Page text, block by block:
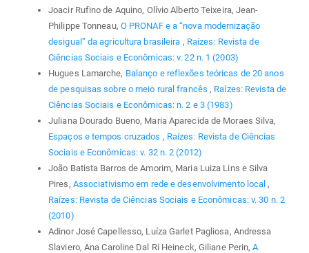
Joacir Rufino de Aquino, Olívio Alberto Teixeira, Jean-
Philippe Tonneau, O PRONAF e a “nova modernização
desigual” da agricultura brasileira , Raízes: Revista de
Ciências Sociais e Econômicas: v. 22 n. 1 (2003)
Hugues Lamarche, Balanço e reflexões teóricas de 20 anos
de pesquisas sobre o meio rural francês , Raízes: Revista de
Ciências Sociais e Econômicas: n. 2 e 3 (1983)
Juliana Dourado Bueno, Maria Aparecida de Moraes Silva,
Espaços e tempos cruzados , Raízes: Revista de Ciências
Sociais e Econômicas: v. 32 n. 2 (2012)
João Batista Barros de Amorim, Maria Luiza Lins e Silva
Pires, Associativismo em rede e desenvolvimento local ,
Raízes: Revista de Ciências Sociais e Econômicas: v. 30 n. 2
(2010)
Adinor José Capellesso, Luíza Garlet Pagliosa, Andressa
Slaviero, Ana Caroline Dal Ri Heineck, Giliane Perin,A